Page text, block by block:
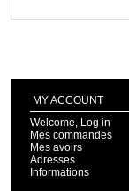
MY ACCOUNT
Welcome, Log in
Mes commandes
Mes avoirs
Adresses
Informations